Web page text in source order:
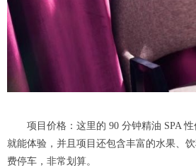
项目价格：这里的 90 分钟精油 SPA 性
就能体验，并且项目还包含丰富的水果、
费停车，非常划算。